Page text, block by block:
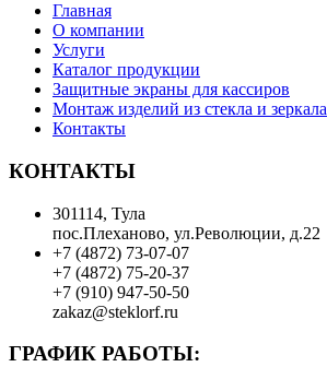
Главная
О компании
Услуги
Каталог продукции
Защитные экраны для кассиров
Монтаж изделий из стекла и зеркала
Контакты
КОНТАКТЫ
301114, Тула
пос.Плеханово, ул.Революции, д.22
+7 (4872) 73-07-07
+7 (4872) 75-20-37
+7 (910) 947-50-50
zakaz@steklorf.ru
ГРАФИК РАБОТЫ: